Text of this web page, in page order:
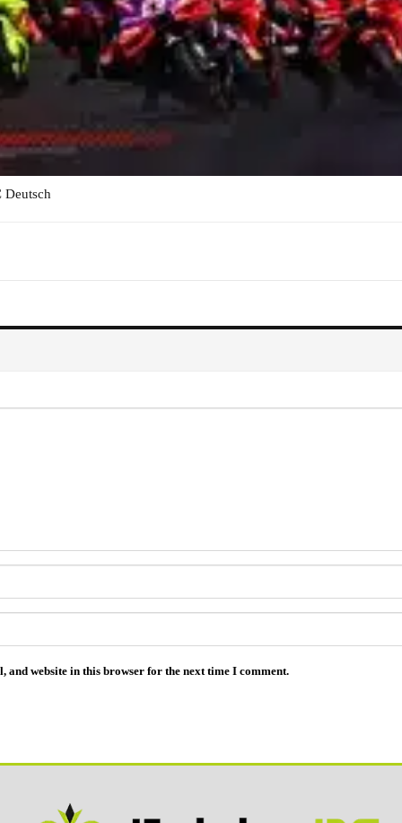
Deutsch
and website in this browser for the next time I comment.